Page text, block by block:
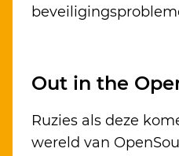
Out in the
Ruzies als deze
wereld van